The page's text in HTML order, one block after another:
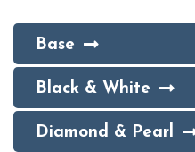
Base
Black & White
Diamond & Pearl